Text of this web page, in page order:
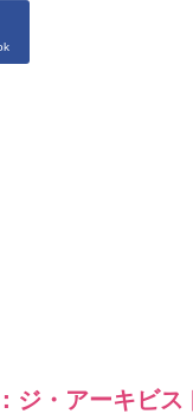
ジ・アーキビ